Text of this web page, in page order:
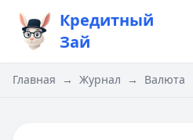
Кредитный
Зай
Главная → Журнал → Валюта